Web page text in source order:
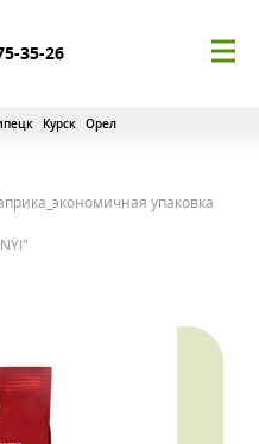
35-26
Курск Орел
упаковка